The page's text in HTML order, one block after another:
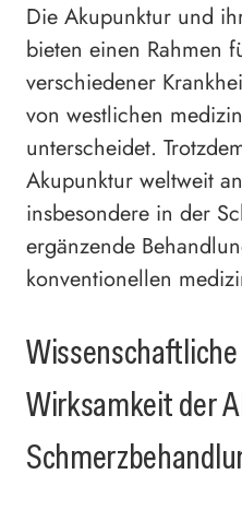
Die Akupunktur und
bieten einen Rahmen
verschiedener
von westlichen
unterscheidet.
Akupunktur weltweit
insbesondere in der
ergänzende
konventionellen
Wirksamkeit der